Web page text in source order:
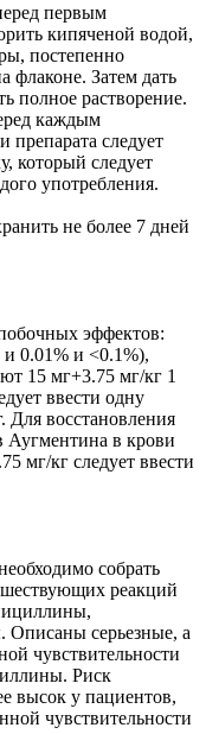
первым
кипяченой водой,
постепенно
флаконе. Затем дать
полное растворение.
каждым
препарата следует
который следует
употребления.
не более 7 дней
эффектов:
и 0.01% и <0.1%),
15 мг+3.75 мг/кг 1
ввести одну
Для восстановления
Аугментина в крови
мг/кг следует ввести
собрать
реакций
Описаны серьезные, а
чувствительности
Риск
высок у пациентов,
чувствительности